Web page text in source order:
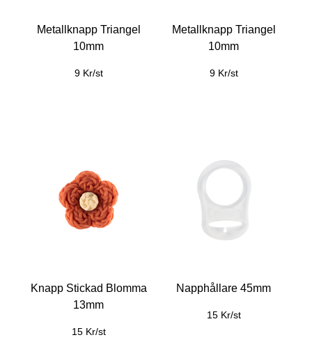
Metallknapp Triangel
10mm
9 Kr/st
Metallknapp Triangel
10mm
9 Kr/st
Knapp Stickad Blomma
13mm
15 Kr/st
Napphållare 45mm
15 Kr/st